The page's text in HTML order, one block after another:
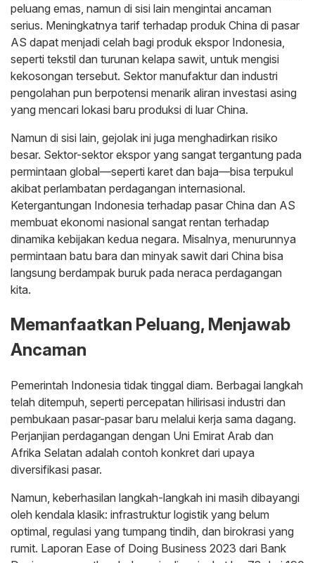
peluang emas, namun di sisi lain mengintai ancaman
serius. Meningkatnya tarif terhadap produk China di pasar
AS dapat menjadi celah bagi produk ekspor Indonesia,
seperti tekstil dan turunan kelapa sawit, untuk mengisi
kekosongan tersebut. Sektor manufaktur dan industri
pengolahan pun berpotensi menarik aliran investasi asing
yang mencari lokasi baru produksi di luar China.
Namun di sisi lain, gejolak ini juga menghadirkan risiko
besar. Sektor-sektor ekspor yang sangat tergantung pada
permintaan global—seperti karet dan baja—bisa terpukul
akibat perlambatan perdagangan internasional.
Ketergantungan Indonesia terhadap pasar China dan AS
membuat ekonomi nasional sangat rentan terhadap
dinamika kebijakan kedua negara. Misalnya, menurunnya
permintaan batu bara dan minyak sawit dari China bisa
langsung berdampak buruk pada neraca perdagangan
kita.
Memanfaatkan Peluang, Menjawab
Ancaman
Pemerintah Indonesia tidak tinggal diam. Berbagai langkah
telah ditempuh, seperti percepatan hilirisasi industri dan
pembukaan pasar-pasar baru melalui kerja sama dagang.
Perjanjian perdagangan dengan Uni Emirat Arab dan
Afrika Selatan adalah contoh konkret dari upaya
diversifikasi pasar.
Namun, keberhasilan langkah-langkah ini masih dibayangi
oleh kendala klasik: infrastruktur logistik yang belum
optimal, regulasi yang tumpang tindih, dan birokrasi yang
rumit. Laporan Ease of Doing Business 2023 dari Bank